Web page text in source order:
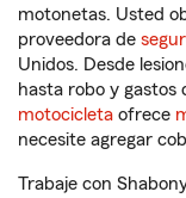
motonetas. Usted
proveedora de
Unidos. Desde
hasta robo y gastos
motocicleta ofrece
necesite agregar
Trabaje con